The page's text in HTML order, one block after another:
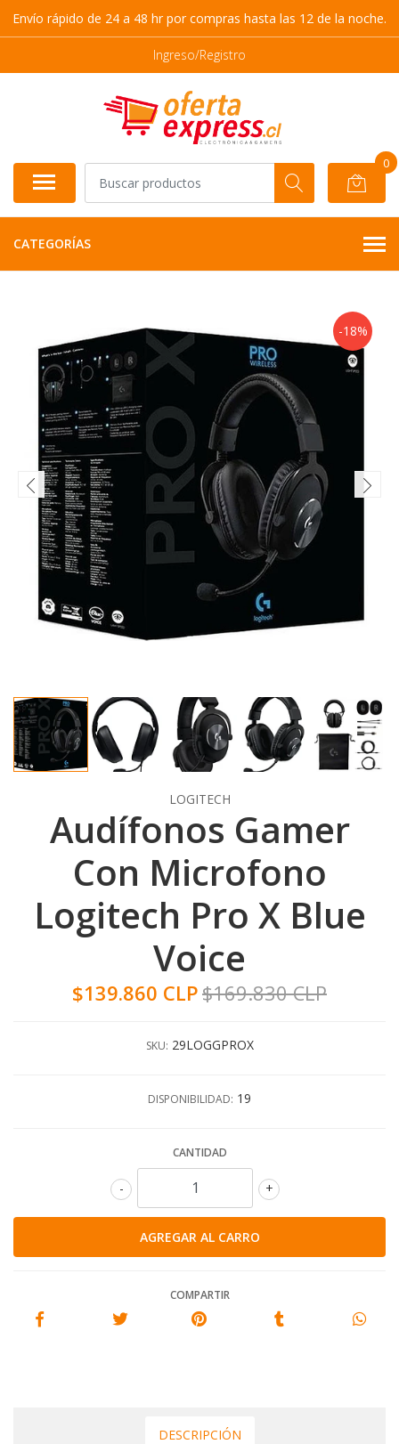
Envío rápido de 24 a 48 hr por compras hasta las 12 de la noche.
Ingreso/Registro
0
CATEGORÍAS
-18%
LOGITECH
Audífonos Gamer
Con Microfono
Logitech Pro X Blue
Voice
$139.860 CLP$169.830 CLP
SKU: 29LOGGPROX
DISPONIBILIDAD: 19
CANTIDAD
+
-
COMPARTIR
DESCRIPCIÓN